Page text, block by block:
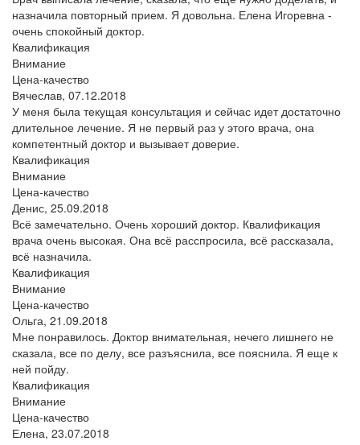
назначила повторный прием. Я довольна. Елена Игоревна -
очень спокойный доктор.
Квалификация
Внимание
Цена-качество
Вячеслав, 07.12.2018
У меня была текущая консультация и сейчас идет достаточно
длительное лечение. Я не первый раз у этого врача, она
компетентный доктор и вызывает доверие.
Квалификация
Внимание
Цена-качество
Денис, 25.09.2018
Всё замечательно. Очень хороший доктор. Квалификация
врача очень высокая. Она всё расспросила, всё рассказала,
всё назначила.
Квалификация
Внимание
Цена-качество
Ольга, 21.09.2018
Мне понравилось. Доктор внимательная, нечего лишнего не
сказала, все по делу, все разъяснила, все пояснила. Я еще к
ней пойду.
Квалификация
Внимание
Цена-качество
Елена, 23.07.2018